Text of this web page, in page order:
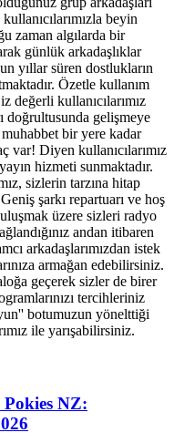
beyin
zaman algılarda bir
günlük arkadaşlıklar
yıllar süren dostlukların
Özetle kullanım
değerli kullanıcılarımız
doğrultusunda gelişmeye
bir yere kadar
var! Diyen kullanıcılarımız
hizmeti sunmaktadır.
sizlerin tarzına hitap
şarkı repartuarı ve hoş
üzere sizleri radyo
andan itibaren
arkadaşlarımızdan istek
armağan edebilirsiniz.
geçerek sizler de birer
tercihleriniz
botumuzun yönelttiği
ile yarışabilirsiniz.
NZ: